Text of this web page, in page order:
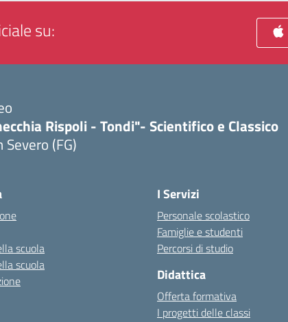
su:
Rispoli - Tondi"- Scientifico e Classico
Severo (FG)
scuola
scuola
I Servizi
Personale scolastico
Famiglie e studenti
Percorsi di studio
Didattica
Offerta formativa
I progetti delle classi